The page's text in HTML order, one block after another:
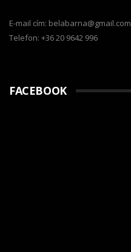
E-mail cím: belabarna@gmail.com
Telefon: +36 20 9642 996
FACEBOOK